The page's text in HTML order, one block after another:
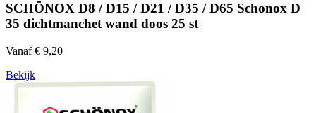
SCHÖNOX D8 / D15 / D21 / D35 / D65 Schonox D
35 dichtmanchet wand doos 25 st
Vanaf € 9,20
Bekijk